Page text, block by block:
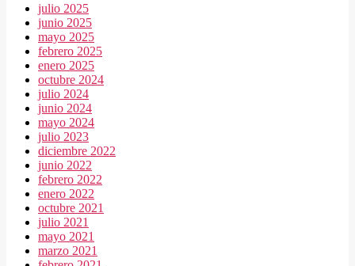
julio 2025
junio 2025
mayo 2025
febrero 2025
enero 2025
octubre 2024
julio 2024
junio 2024
mayo 2024
julio 2023
diciembre 2022
junio 2022
febrero 2022
enero 2022
octubre 2021
julio 2021
mayo 2021
marzo 2021